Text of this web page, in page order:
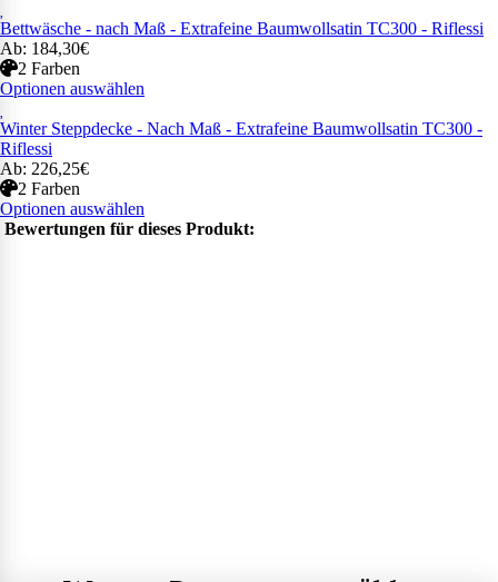
Bettwäsche - nach Maß - Extrafeine Baumwollsatin TC300 - Riflessi
Ab: 184,30€
2 Farben
Optionen auswählen
Winter Steppdecke - Nach Maß - Extrafeine Baumwollsatin TC300 -
Riflessi
Ab: 226,25€
2 Farben
Optionen auswählen
Bewertungen für dieses Produkt: